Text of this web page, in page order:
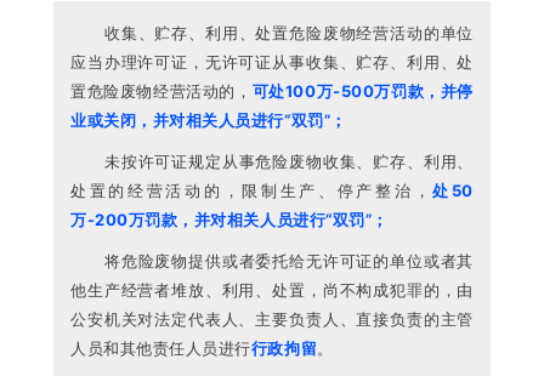
收集、贮存、利用、处置危险废物经营活动的单位
应当办理许可证，无许可证从事收集、贮存、利用、处
置危险废物经营活动的， 可处100万-500万罚款，并停
业或关闭，并对相关人员进行“双罚”；
未按许可证规定从事危险废物收集、贮存、利用、
处置的经营活动的，限制生产、停产整治，处50
万-200万罚款，并对相关人员进行“双罚”；
将危险废物提供或者委托给无许可证的单位或者其
他生产经营者堆放、利用、处置，尚不构成犯罪的，由
公安机关对法定代表人、主要负责人、直接负责的主管
人员和其他责任人员进行行政拘留。